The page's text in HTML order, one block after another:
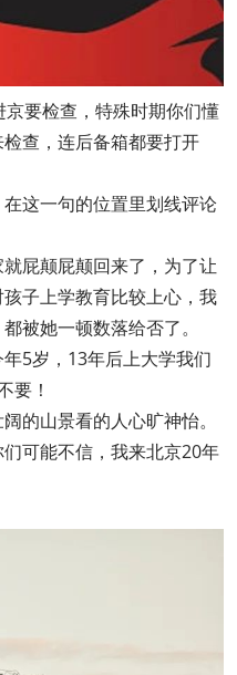
要检查，特殊时期你们懂
查，连后备箱都要打开
这一句的位置里划线评论
屁颠屁颠回来了，为了让
子上学教育比较上心，我
被她一顿数落给否了。
5岁，13年后上大学我们
要！
的山景看的人心旷神怡。
可能不信，我来北京20年